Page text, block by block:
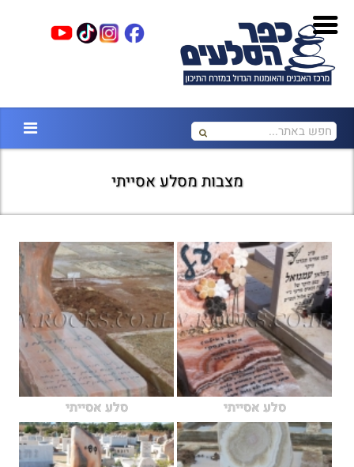
מצבות מסלע אסייתי
סלע אסייתי סלע אסייתי